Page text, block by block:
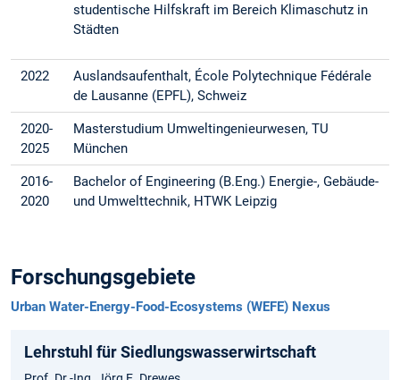
studentische Hilfskraft im Bereich Klimaschutz in
Städten
2022
Auslandsaufenthalt, École Polytechnique Fédérale
de Lausanne (EPFL), Schweiz
2020-
2025
Masterstudium Umweltingenieurwesen, TU
München
2016-
2020
Bachelor of Engineering (B.Eng.) Energie-, Gebäude-
und Umwelttechnik, HTWK Leipzig
Forschungsgebiete
Urban Water-Energy-Food-Ecosystems (WEFE) Nexus
Lehrstuhl für Siedlungswasserwirtschaft